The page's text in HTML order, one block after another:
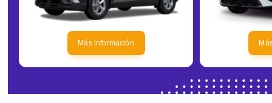
Más información